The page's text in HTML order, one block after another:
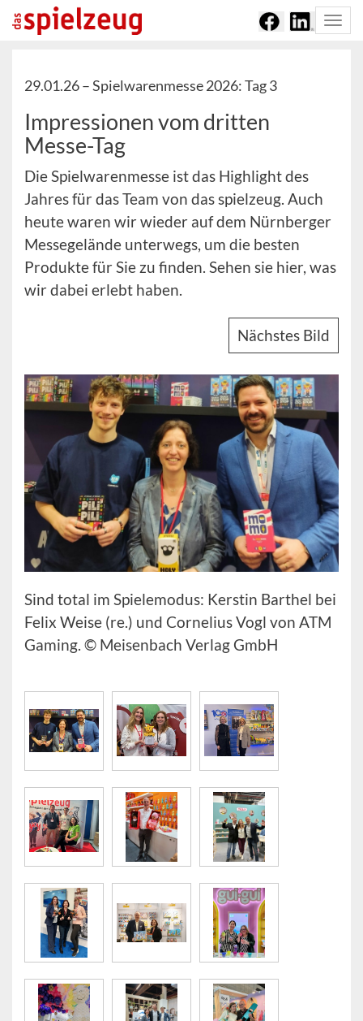
29.01.26 –Spielwarenmesse 2026: Tag 3
Impressionen vom dritten
Messe-Tag
Die Spielwarenmesse ist das Highlight des
Jahres für das Team von das spielzeug. Auch
heute waren wir wieder auf dem Nürnberger
Messegelände unterwegs, um die besten
Produkte für Sie zu finden. Sehen sie hier, was
wir dabei erlebt haben.
Nächstes Bild
Sind total im Spielemodus: Kerstin Barthel bei
Felix Weise (re.) und Cornelius Vogl von ATM
Gaming. © Meisenbach Verlag GmbH